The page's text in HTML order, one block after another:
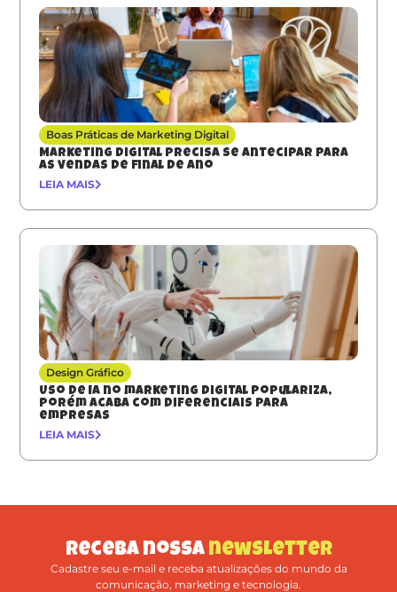
Boas Práticas de Marketing Digital
Marketing digital precisa se antecipar para
as vendas de final de ano
LEIA MAIS
Design Gráfico
Uso de IA no marketing digital populariza,
porém acaba com diferenciais para
empresas
LEIA MAIS
Receba nossa newsletter
Cadastre seu e-mail e receba atualizações do mundo da
comunicação, marketing e tecnologia.